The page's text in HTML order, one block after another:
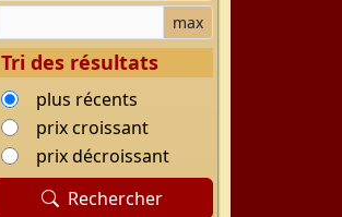
max
Tri des résultats
plus récents
prix croissant
prix décroissant
Rechercher